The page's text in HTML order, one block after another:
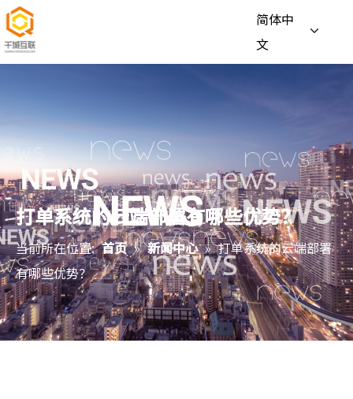
简体中
文
打单系统的云端部署有哪些优势？
当前所在位置: 首页 » 新闻中心 » 打单系统的云端部署
有哪些优势？